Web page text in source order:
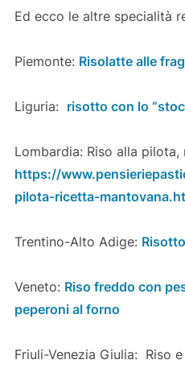
Ed ecco le altre specialità
Piemonte: Risolatte alle
Liguria: risotto con lo
Lombardia: Riso alla
https://
pilota-ricetta-
Trentino-Alto Adige:
Veneto: Riso freddo con
peperoni al forno
Friuli-Venezia Giulia: Riso